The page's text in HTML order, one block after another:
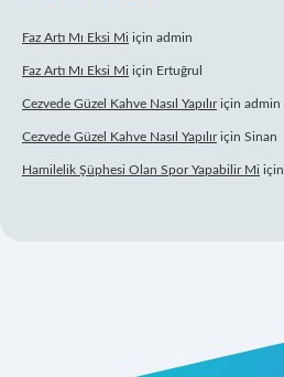
Faz Artı Mı Eksi Mi için admin
Faz Artı Mı Eksi Mi için Ertuğrul
Cezvede Güzel Kahve Nasıl Yapılıriçin admin
Cezvede Güzel Kahve Nasıl Yapılıriçin Sinan
Hamilelik Şüphesi Olan Spor Yapabilir Mi için